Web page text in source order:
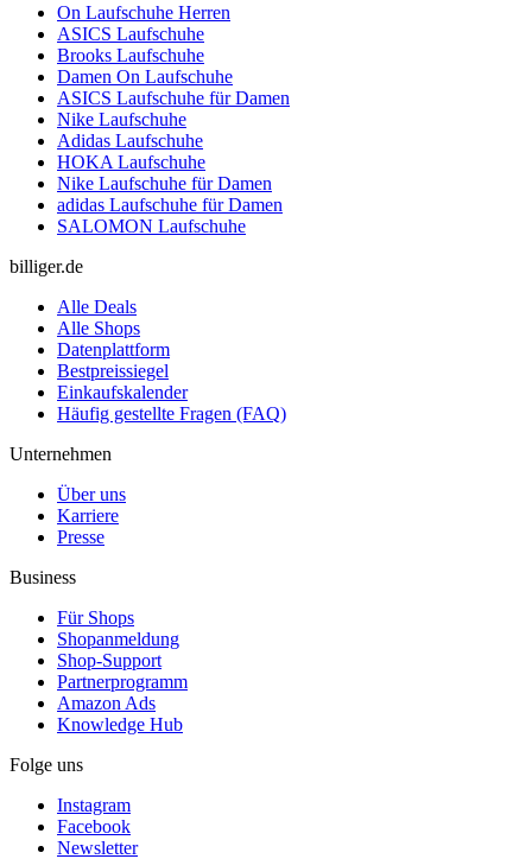
On Laufschuhe Herren
ASICS Laufschuhe
Brooks Laufschuhe
Damen On Laufschuhe
ASICS Laufschuhe für Damen
Nike Laufschuhe
Adidas Laufschuhe
HOKA Laufschuhe
Nike Laufschuhe für Damen
adidas Laufschuhe für Damen
SALOMON Laufschuhe
billiger.de
Alle Deals
Alle Shops
Datenplattform
Bestpreissiegel
Einkaufskalender
Häufig gestellte Fragen (FAQ)
Unternehmen
Über uns
Karriere
Presse
Business
Für Shops
Shopanmeldung
Shop-Support
Partnerprogramm
Amazon Ads
Knowledge Hub
Folge uns
Instagram
Facebook
Newsletter